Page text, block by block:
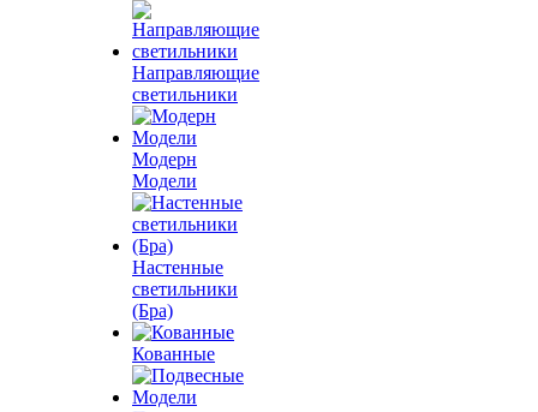
Направляющие
светильники
Модерн
Модели
Настенные
светильники
(Бра)
Кованные